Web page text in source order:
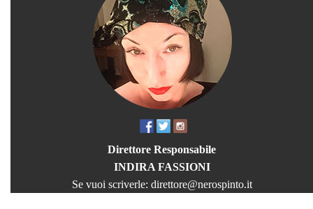
Direttore Responsabile
INDIRA FASSIONI
Se vuoi scriverle: direttore@nerospinto.it